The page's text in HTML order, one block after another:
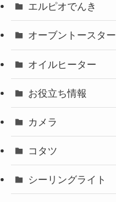
エルピオでんき
オーブントースター
オイルヒーター
お役立ち情報
カメラ
コタツ
シーリングライト